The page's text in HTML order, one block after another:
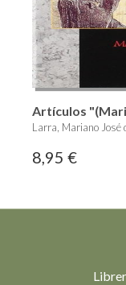
Artículos
Larra, Mariano José
8,95 €